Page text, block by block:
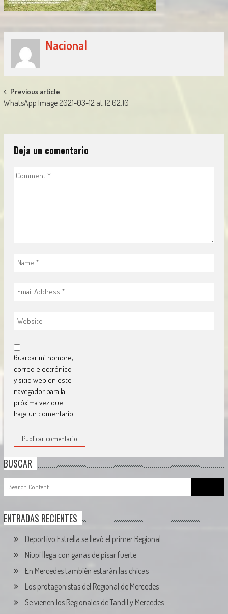
Nacional
Post
navigation
Previous article
WhatsApp Image 2021-03-12 at 12.02.10
Deja un comentario
Guardar mi nombre,
correo electrónico
y sitio web en este
navegador para la
próxima vez que
haga un comentario.
BUSCAR
for:
ENTRADAS RECIENTES
Deportivo Estrella se llevó el primer Regional
Niupi llega con ganas de pisar fuerte
En Mercedes también estarán las chicas
Los protagonistas del Regional de Mercedes
Se vienen los Regionales de Tandil y Mercedes